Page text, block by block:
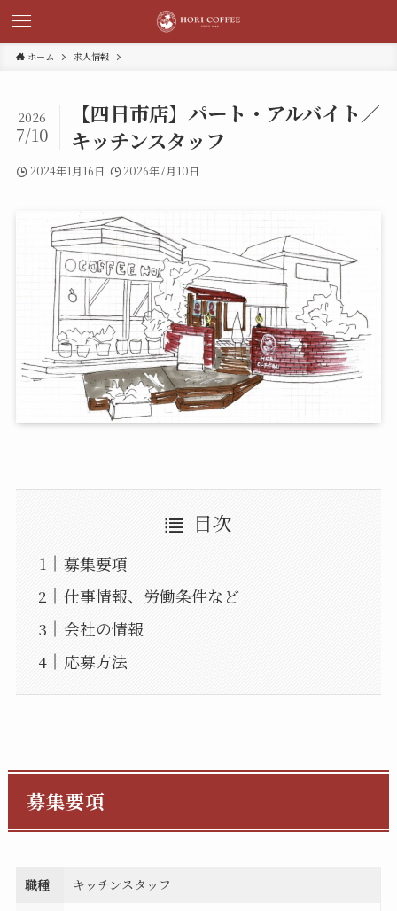
ホーム 求人情報
【四日市店】パート・アルバイト／
キッチンスタッフ
2026
7/10
2024年1月16日 2026年7月10日
目次
募集要項
仕事情報、労働条件など
会社の情報
応募方法
募集要項
職種 キッチンスタッフ